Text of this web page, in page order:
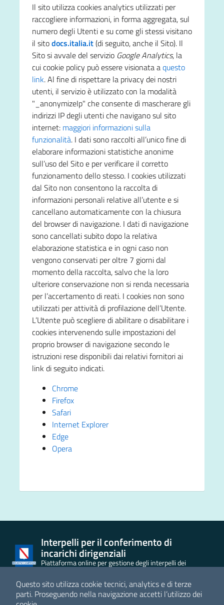
Il sito utilizza cookies analytics utilizzati per
raccogliere informazioni, in forma aggregata, sul
numero degli Utenti e su come gli stessi visitano
il sitodocs.italia.it(di seguito, anche il Sito). Il
Sito si avvale del servizio Google Analytics, la
cui cookie policy può essere visionata aquesto
link. Al fine di rispettare la privacy dei nostri
utenti, il servizio è utilizzato con la modalità
"_anonymizeIp" che consente di mascherare gli
indirizzi IP degli utenti che navigano sul sito
internet: maggiori informazioni sulla
funzionalità. I dati sono raccolti all’unico fine di
elaborare informazioni statistiche anonime
sull’uso del Sito e per verificare il corretto
funzionamento dello stesso. I cookies utilizzati
dal Sito non consentono la raccolta di
informazioni personali relative all’utente e si
cancellano automaticamente con la chiusura
del browser di navigazione. I dati di navigazione
sono cancellati subito dopo la relativa
elaborazione statistica e in ogni caso non
vengono conservati per oltre 7 giorni dal
momento della raccolta, salvo che la loro
ulteriore conservazione non si renda necessaria
per l’accertamento di reati. I cookies non sono
utilizzati per attività di profilazione dell’Utente.
L’Utente può scegliere di abilitare o disabilitare i
cookies intervenendo sulle impostazioni del
proprio browser di navigazione secondo le
istruzioni rese disponibili dai relativi fornitori ai
link di seguito indicati.
Chrome
Firefox
Safari
Internet Explorer
Edge
Opera
Interpelli per il conferimento di
incarichi dirigenziali
Piattaforma online per gestione degli interpelli dei
Sezione Link Utili
Questo sito utilizza cookie tecnici, analytics e di terze
parti. Proseguendo nella navigazione accetti l’utilizzo dei